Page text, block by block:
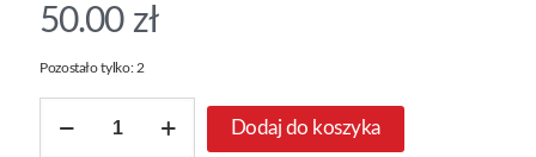
50.00 zł
Pozostało tylko: 2
Satingarona
Dodaj do koszyka